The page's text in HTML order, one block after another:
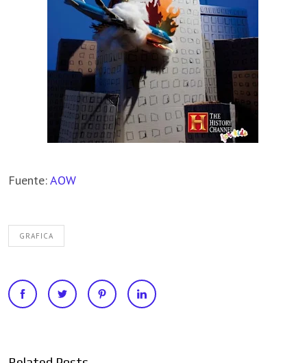
Fuente:AOW
GRAFICA